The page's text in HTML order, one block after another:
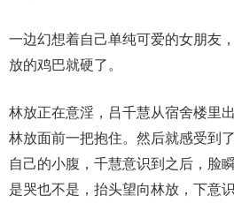
一边幻想着自己单纯可爱的女朋友
放的鸡巴就硬了。
林放正在意淫，吕千慧从宿舍楼里
林放面前一把抱住。然后就感受到
自己的小腹，千慧意识到之后，脸
是哭也不是，抬头望向林放，下意